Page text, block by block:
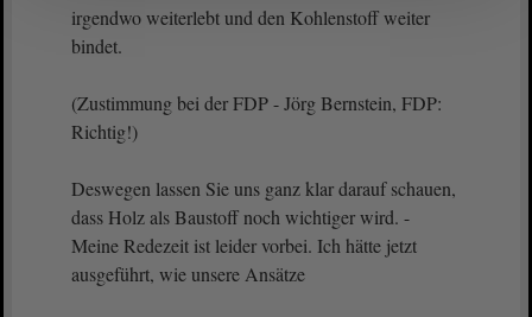
irgendwo weiterlebt und den Kohlenstoff weiter
bindet.
(Zustimmung bei der FDP - Jörg Bernstein, FDP:
Richtig!)
Deswegen lassen Sie uns ganz klar darauf schauen,
dass Holz als Baustoff noch wichtiger wird. -
Meine Redezeit ist leider vorbei. Ich hätte jetzt
ausgeführt, wie unsere Ansätze